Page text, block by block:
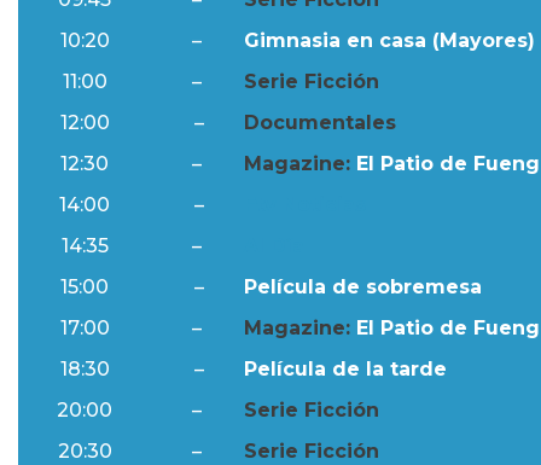
10:20
–
Gimnasia en casa (Mayores)
11:00
–
Serie Ficción
12:00
–
Documentales
12:30
– Magazine: El Patio de
14:00
–
14:35
–
15:00
–
Película de sobremesa
17:00
– Magazine: El Patio de
18:30
–
Película de la tarde
20:00
–
Serie Ficción
20:30
–
Serie Ficción